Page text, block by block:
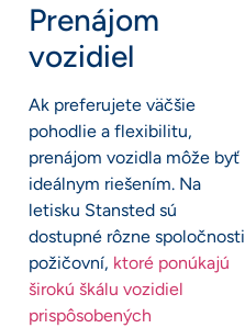
Prenájom
vozidiel
Ak preferujete väčšie
pohodlie a flexibilitu,
prenájom vozidla môže byť
ideálnym riešením. Na
letisku Stansted sú
dostupné rôzne spoločnosti
požičovní, ktoré ponúkajú
širokú škálu vozidiel
prispôsobených